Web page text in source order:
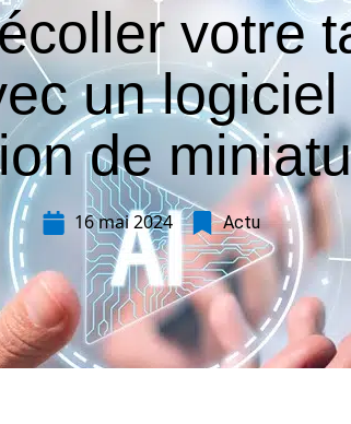
votre
un logiciel
de
16 mai 2024 Actu